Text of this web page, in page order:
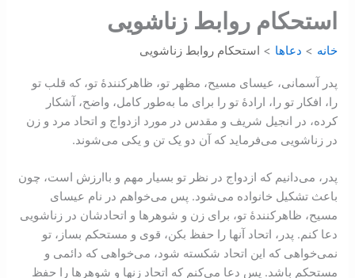
استحکام روابط زناشويی
خانه دعاها استحکام روابط زناشويی
پدر آسمانی، عیسای مسیح، مظهر تو، ظاهر‌کنندۀ تو، که قلب تو
را، افکار تو را، ارادۀ تو را برای ما به‌طور کامل، واضح، آشکار
کرده، در انجیل شریف و مقدس در مورد ازدواج و اتحاد مرد و زن
در زناشویی می‌فرماید که آن دو یک تن و یکی می‌شوند.
پدر، می‌دانیم که ازدواج در نظر تو بسیار مهم و باارزش است، چون
باعث تشکیل خانواده می‌شود. پس می‌خواهم در نام عیسای
مسیح، ظاهرکنندۀ تو، برای زن و شوهرها و اتحادشان در زناشویی
دعا کنم. پدر، اتحاد آنها را حفظ بکن، قوی و مستحکم بساز، تو
نمی‌خواهی که این اتحاد شکسته شود، می‌خواهی که دائمی و
مستحکم باشد. پس دعا می‌کنم که اتحاد زنها و شوهرها را حفظ